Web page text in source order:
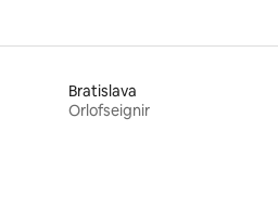
Bratislava
Orlofseignir